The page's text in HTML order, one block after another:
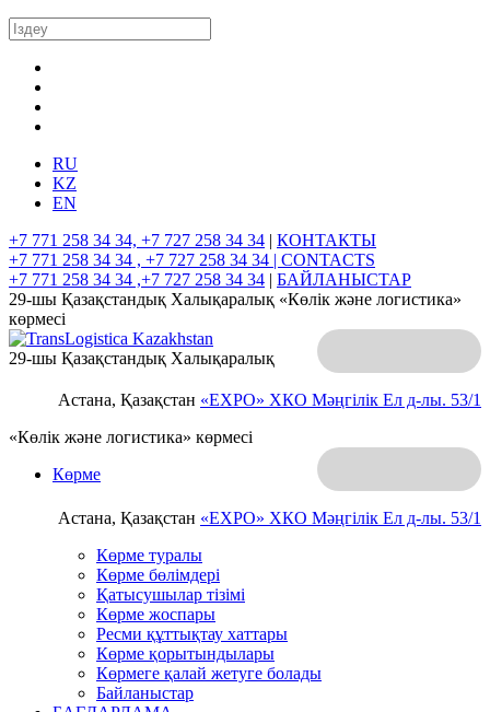
RU
KZ
EN
+7 771 258 34 34, +7 727 258 34 34 | КОНТАКТЫ
+7 771 258 34 34 , +7 727 258 34 34 | CONTACTS
+7 771 258 34 34 ,+7 727 258 34 34 | БАЙЛАНЫСТАР
29-шы Қазақстандық Халықаралық «Көлік және логистика»
көрмесі
Астана, Қазақстан «EXPO» ХКО Мәңгілік Ел д-лы. 53/1
29-шы Қазақстандық Халықаралық
«Көлік және логистика» көрмесі
Астана, Қазақстан «EXPO» ХКО Мәңгілік Ел д-лы. 53/1
Көрме
Көрме туралы
Көрме бөлімдері
Қатысушылар тізімі
Көрме жоспары
Ресми құттықтау хаттары
Көрме қорытындылары
Көрмеге қалай жетуге болады
Байланыстар